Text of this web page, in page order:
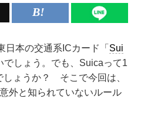
日本の交通系ICカード「 Sui
でしょう。でも、Suicaって1
しょうか？ そこで今回は、
外と知られていないルール